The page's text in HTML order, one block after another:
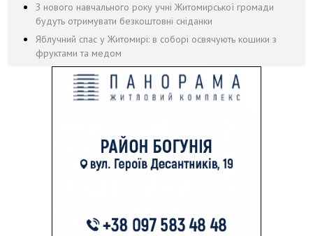
З нового навчального року учні Житомирської громади
будуть отримувати безкоштовні сніданки
Яблучний спас у Житомирі: в соборі освячують кошики з
фруктами та медом